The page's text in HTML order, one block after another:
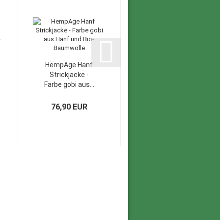
HempAge Hanf
Strickjacke -
Farbe gobi aus...
76,90 EUR